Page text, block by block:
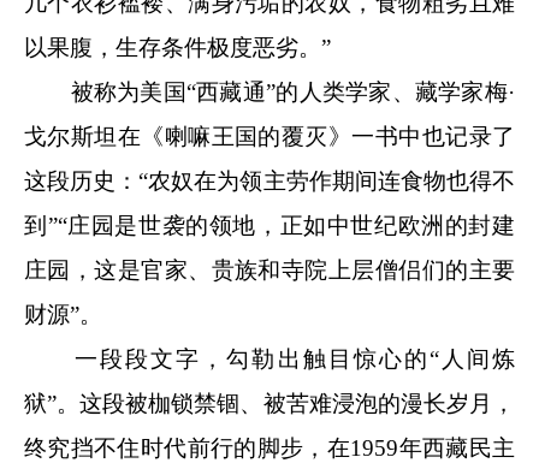
以果腹，生存条件极度恶劣。”
被称为美国“西藏通”的人类学家、藏学家梅·
戈尔斯坦在《喇嘛王国的覆灭》一书中也记录了
这段历史：“农奴在为领主劳作期间连食物也得不
到”“庄园是世袭的领地，正如中世纪欧洲的封建
庄园，这是官家、贵族和寺院上层僧侣们的主要
财源”。
一段段文字，勾勒出触目惊心的“人间炼
狱”。这段被枷锁禁锢、被苦难浸泡的漫长岁月，
终究挡不住时代前行的脚步，在1959年西藏民主